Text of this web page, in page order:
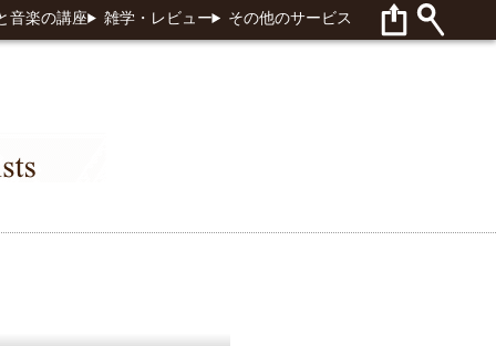
音楽の講座 雑学・レビュー その他のサービス